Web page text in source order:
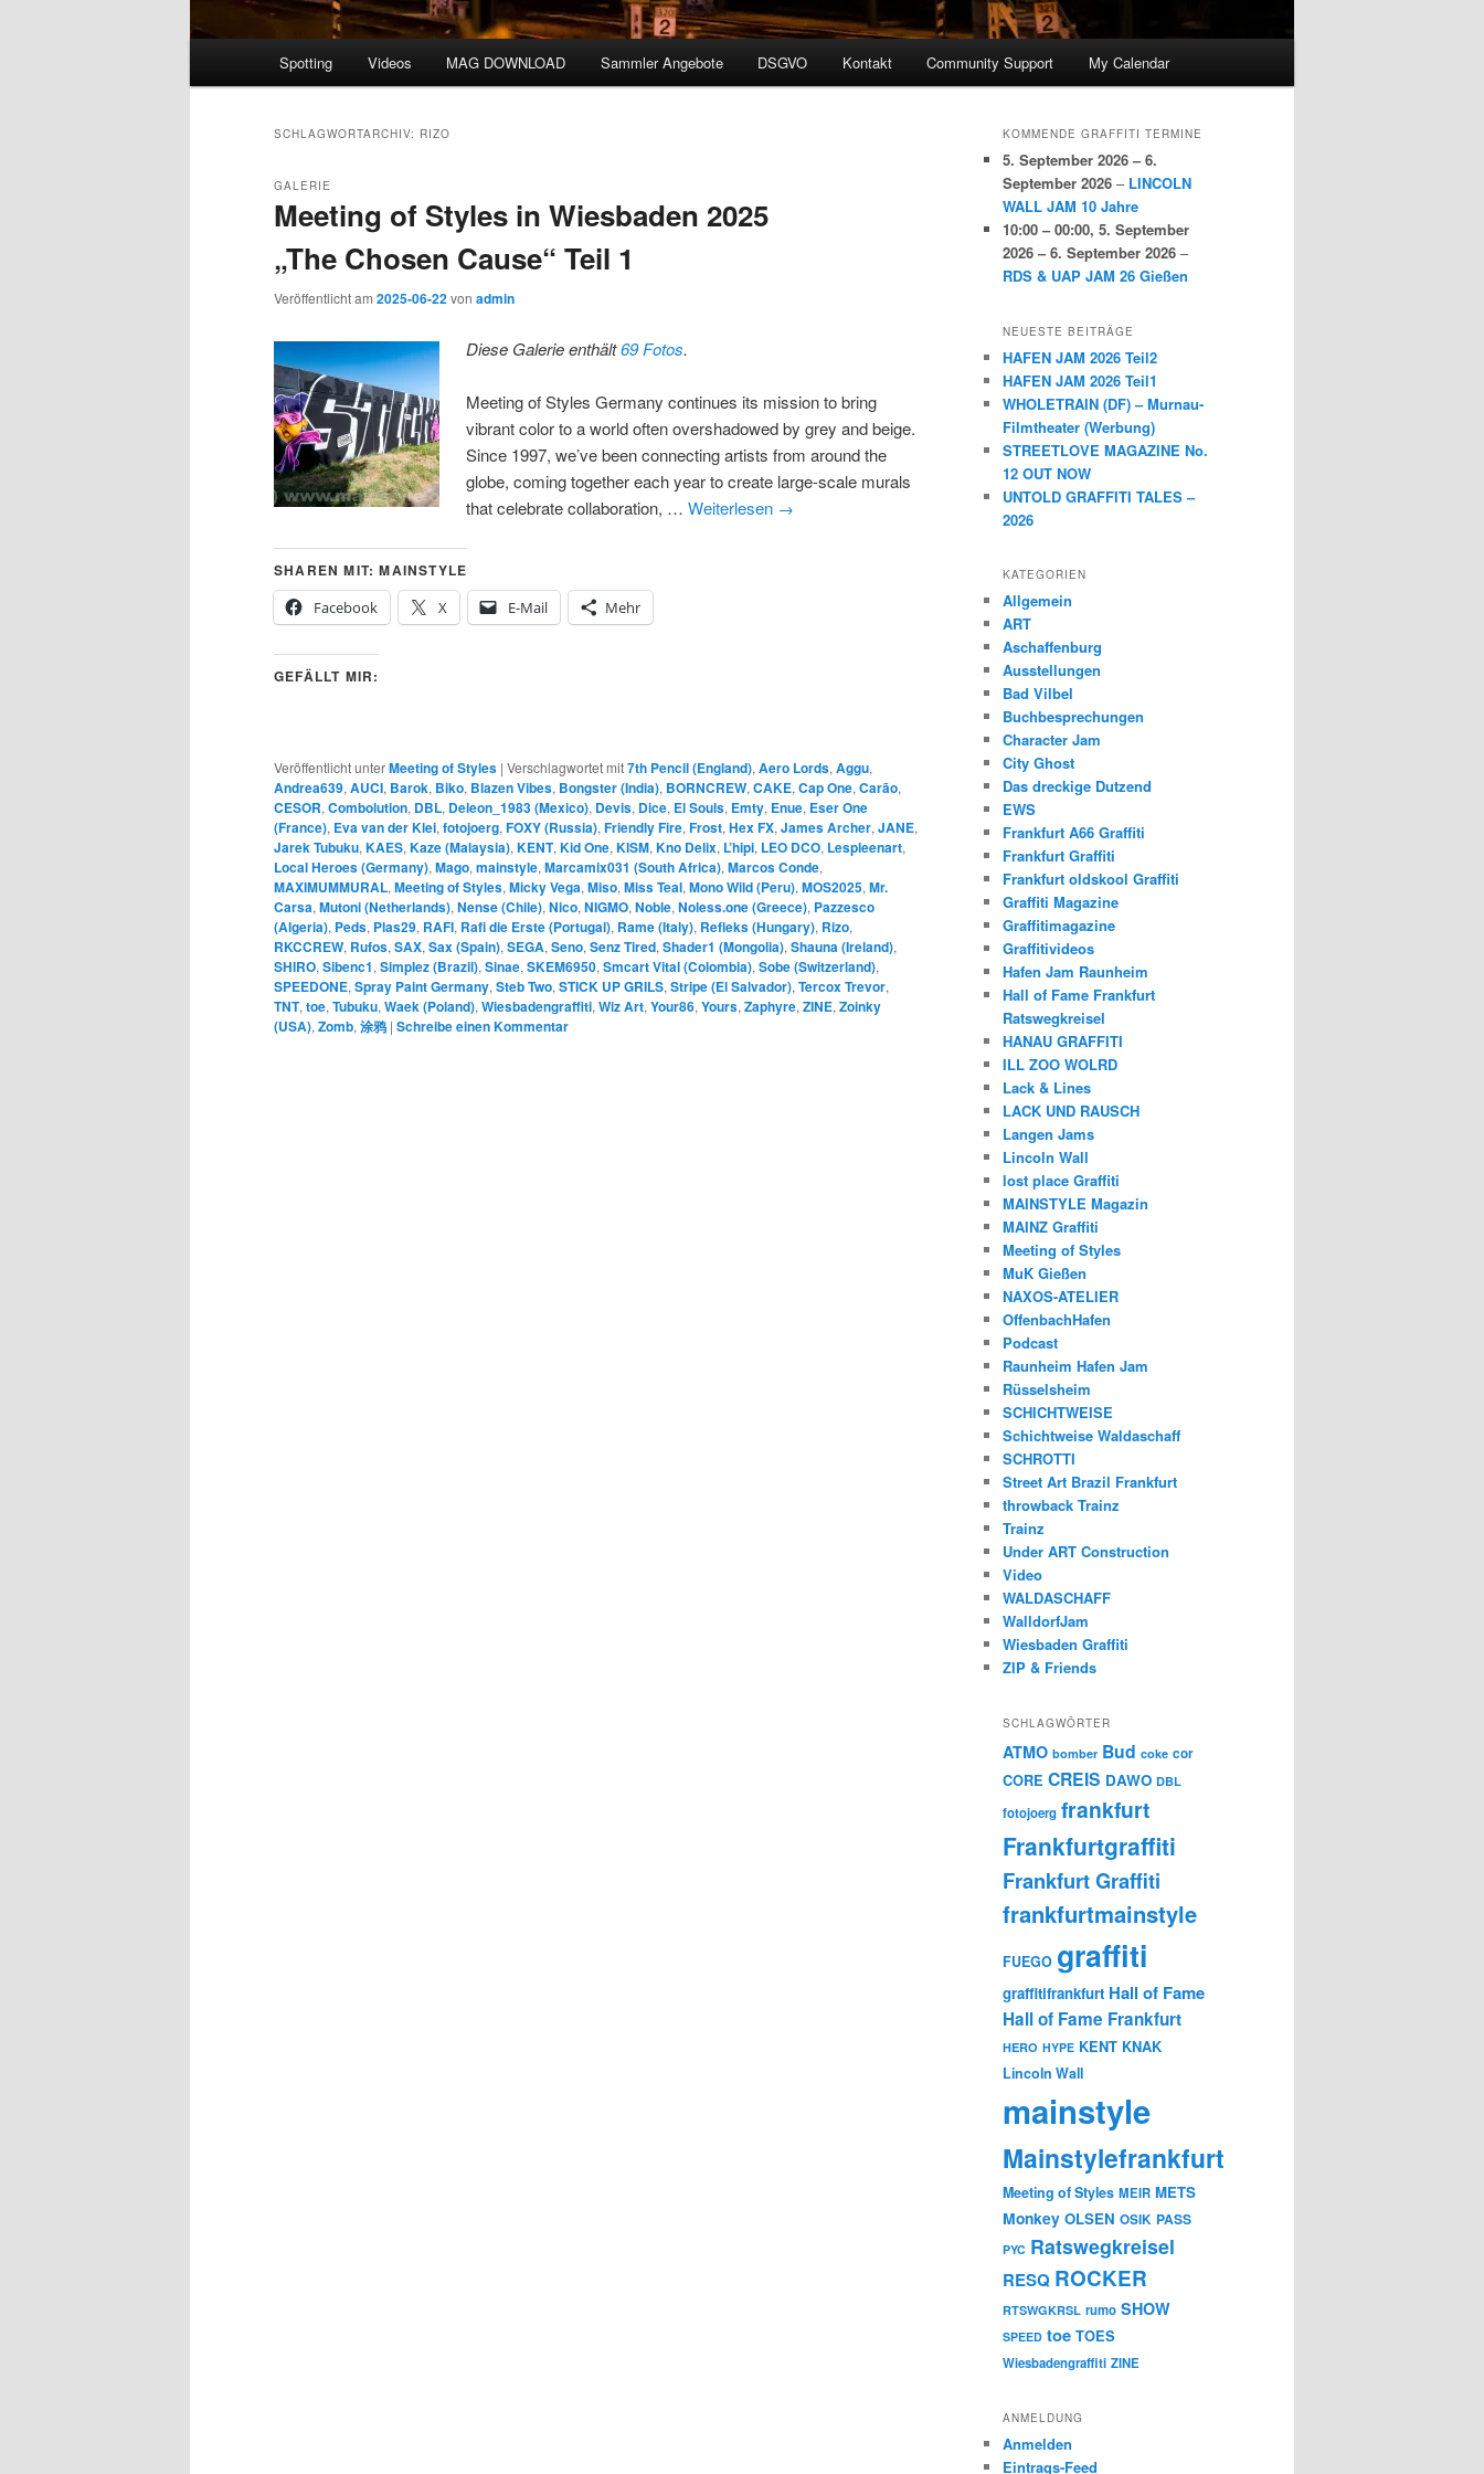
Spotting Videos MAG DOWNLOAD Sammler Angebote DSGVO Kontakt Community Support My Calendar
SCHLAGWORTARCHIV: RIZO
Meeting of Styles in Wiesbaden 2025
„The Chosen Cause“ Teil 1
GALERIE
Veröffentlicht am 2025-06-22von admin
Diese Galerie enthält69 Fotos.
Meeting of Styles Germany continues its mission to bring
vibrant color to a world often overshadowed by grey and beige.
Since 1997, we’ve been connecting artists from around the
globe, coming together each year to create large-scale murals
that celebrate collaboration, …Weiterlesen →
SHAREN MIT: MAINSTYLE
Facebook
X E-Mail Mehr
GEFÄLLT MIR:
Veröffentlicht unterMeeting of Styles | Verschlagwortet mit7th Pencil (England), Aero Lords, Aggu,
Andrea639, AUCI, Barok, Biko, Blazen Vibes, Bongster (India), BORNCREW, CAKE, Cap One, Carão,
CESOR, Combolution, DBL, Deleon_1983 (Mexico), Devis, Dice, El Souls, Emty, Enue, Eser One
(France), Eva van der Klei, fotojoerg, FOXY (Russia), Friendly Fire, Frost, Hex FX, James Archer, JANE,
Jarek Tubuku, KAES, Kaze (Malaysia), KENT, Kid One, KISM, Kno Delix, L’hipi, LEO DCO, Lespleenart,
Local Heroes (Germany), Mago, mainstyle, Marcamix031 (South Africa), Marcos Conde,
MAXIMUMMURAL, Meeting of Styles, Micky Vega, Miso, Miss Teal, Mono Wild (Peru), MOS2025, Mr.
Carsa, Mutoni (Netherlands), Nense (Chile), Nico, NIGMO, Noble, Noless.one (Greece), Pazzesco
(Algeria), Peds, Plas29, RAFI, Rafi die Erste (Portugal), Rame (Italy), Refleks (Hungary), Rizo,
RKCCREW, Rufos, SAX, Sax (Spain), SEGA, Seno, Senz Tired, Shader1 (Mongolia), Shauna (Ireland),
SHIRO, Sibenc1, Simplez (Brazil), Sinae, SKEM6950, Smcart Vital (Colombia), Sobe (Switzerland),
SPEEDONE, Spray Paint Germany, Steb Two, STICK UP GRILS, Stripe (El Salvador), Tercox Trevor,
TNT, toe, Tubuku, Waek (Poland), Wiesbadengraffiti, Wiz Art, Your86, Yours, Zaphyre, ZINE, Zoinky
(USA), Zomb, 涂鸦 | Schreibe einen Kommentar
KOMMENDE GRAFFITI TERMINE
5. September 2026 – 6.
September 2026 – LINCOLN
WALL JAM 10 Jahre
10:00 – 00:00, 5. September
2026 – 6. September 2026 –
RDS & UAP JAM 26 Gießen
NEUESTE BEITRÄGE
HAFEN JAM 2026 Teil2
HAFEN JAM 2026 Teil1
WHOLETRAIN (DF) – Murnau-
Filmtheater (Werbung)
STREETLOVE MAGAZINE No.
12 OUT NOW
UNTOLD GRAFFITI TALES –
2026
KATEGORIEN
Allgemein
ART
Aschaffenburg
Ausstellungen
Bad Vilbel
Buchbesprechungen
Character Jam
City Ghost
Das dreckige Dutzend
EWS
Frankfurt A66 Graffiti
Frankfurt Graffiti
Frankfurt oldskool Graffiti
Graffiti Magazine
Graffitimagazine
Graffitivideos
Hafen Jam Raunheim
Hall of Fame Frankfurt
Ratswegkreisel
HANAU GRAFFITI
ILL ZOO WOLRD
Lack & Lines
LACK UND RAUSCH
Langen Jams
Lincoln Wall
lost place Graffiti
MAINSTYLE Magazin
MAINZ Graffiti
Meeting of Styles
MuK Gießen
NAXOS-ATELIER
OffenbachHafen
Podcast
Raunheim Hafen Jam
Rüsselsheim
SCHICHTWEISE
Schichtweise Waldaschaff
SCHROTTI
Street Art Brazil Frankfurt
throwback Trainz
Trainz
Under ART Construction
Video
WALDASCHAFF
WalldorfJam
Wiesbaden Graffiti
ZIP & Friends
SCHLAGWÖRTER
ATMO bomber Bud coke cor
CORE CREIS DAWO DBL
fotojoerg frankfurt
Frankfurtgraffiti
Frankfurt Graffiti
frankfurtmainstyle
FUEGO graffiti
graffitifrankfurt Hall of Fame
Hall of Fame Frankfurt
HERO HYPE KENT KNAK
Lincoln Wall
mainstyle
Mainstylefrankfurt
Meeting of Styles MEIR METS
Monkey OLSEN OSIK PASS
PYC Ratswegkreisel
RESQ ROCKER
RTSWGKRSL rumo SHOW
SPEED toe TOES
Wiesbadengraffiti ZINE
ANMELDUNG
Anmelden
Eintrags-Feed